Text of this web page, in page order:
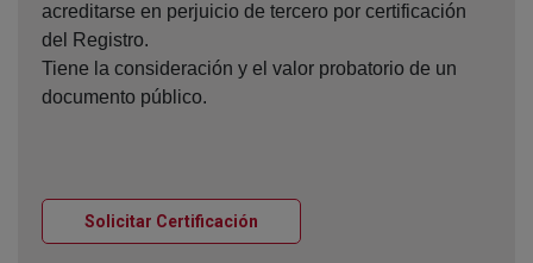
acreditarse en perjuicio de tercero por certificación
del Registro.
Tiene la consideración y el valor probatorio de un
documento público.
Solicitar Certificación